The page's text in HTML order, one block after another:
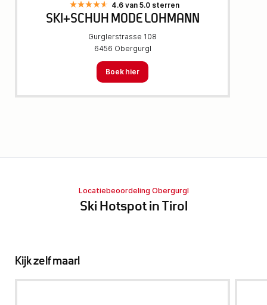
4.6 van 5.0 sterren
SKI+SCHUH MODE LOHMANN
Gurglerstrasse 108
6456 Obergurgl
Boek hier
Locatiebeoordeling Obergurgl
Ski Hotspot in Tirol
Kijk zelf maar!